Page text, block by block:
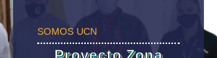
SOMOS UCN
Proyecto Zona